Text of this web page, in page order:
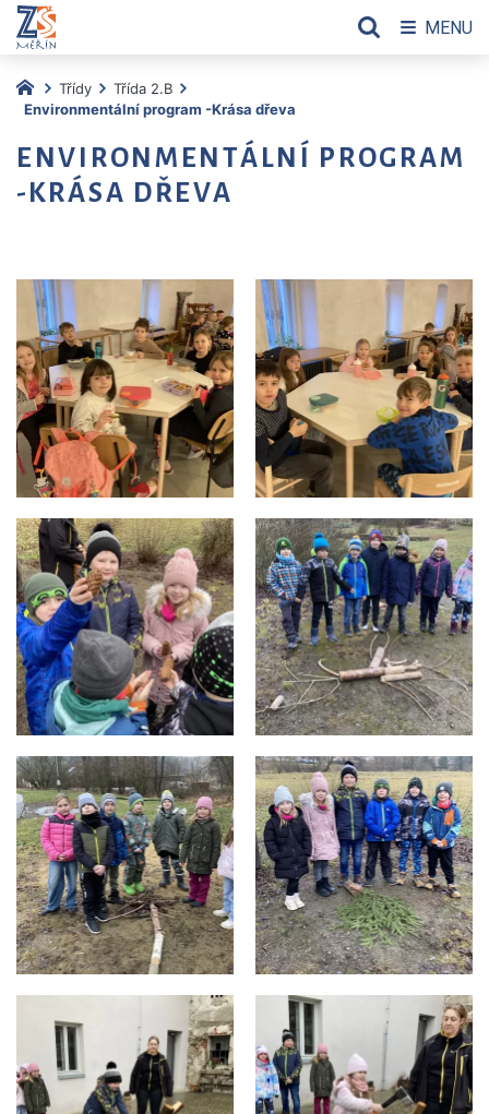
Třídy
Třída 2.B
Environmentální program -Krása dřeva
ENVIRONMENTÁLNÍ PROGRAM
-KRÁSA DŘEVA
MENU